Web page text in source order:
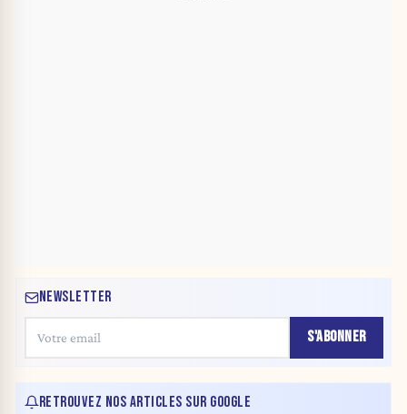
NEWSLETTER
S'ABONNER
RETROUVEZ NOS ARTICLES SUR GOOGLE